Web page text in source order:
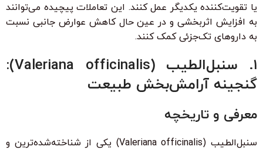
یا تقویت‌کننده یکدیگر عمل کنند. این تعاملات پیچیده می‌توانند
به افزایش اثربخشی و در عین حال کاهش عوارض جانبی نسبت
به داروهای تک‌جزئی کمک کنند.
۱. سنبل‌الطیب (Valeriana officinalis):
گنجینه آرامش‌بخش طبیعت
معرفی و تاریخچه
سنبل‌الطیب (Valeriana officinalis) یکی از شناخته‌شده‌ترین و